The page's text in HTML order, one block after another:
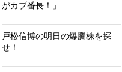
がカブ番長！」
戸松信博の明日の爆騰株を探
せ！